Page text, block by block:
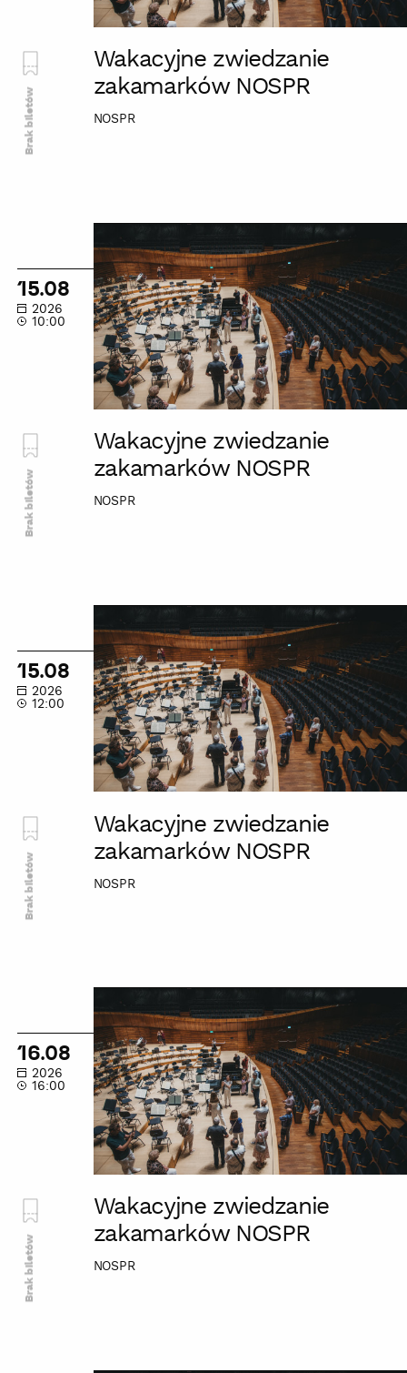
Wakacyjne zwiedzanie
zakamarków NOSPR
NOSPR
Brak biletów
zwiedzanie
zakamarków
NOSPR
15.08
2026
10:00
Wakacyjne zwiedzanie
zakamarków NOSPR
NOSPR
Brak biletów
zwiedzanie
zakamarków
NOSPR
15.08
2026
12:00
Wakacyjne zwiedzanie
zakamarków NOSPR
NOSPR
Brak biletów
zwiedzanie
zakamarków
NOSPR
16.08
2026
16:00
Wakacyjne zwiedzanie
zakamarków NOSPR
NOSPR
Brak biletów